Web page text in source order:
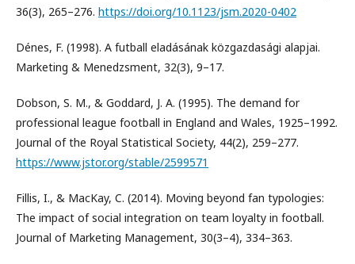
36(3), 265–276. https://doi.org/10.1123/jsm.2020-0402
Dénes, F. (1998). A futball eladásának közgazdasági alapjai.
Marketing & Menedzsment, 32(3), 9–17.
Dobson, S. M., & Goddard, J. A. (1995). The demand for
professional league football in England and Wales, 1925–1992.
Journal of the Royal Statistical Society, 44(2), 259–277.
https://www.jstor.org/stable/2599571
Fillis, I., & MacKay, C. (2014). Moving beyond fan typologies:
The impact of social integration on team loyalty in football.
Journal of Marketing Management, 30(3–4), 334–363.